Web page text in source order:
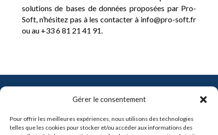
Gérer le consentement
Pour offrir les meilleures expériences, nous utilisons des technologies
telles que les cookies pour stocker et/ou accéder aux informations des
solutions de bases de données proposées par Pro-
Soft, n’hésitez pas à les contacter à info@pro-soft.fr
ou au +33 6 81 21 41 91.
info@pro-soft.fr
+33 6 81 21 41 91